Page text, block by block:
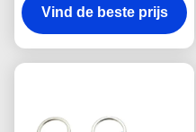
kettingshouder Zeer
belangrijke
Vind de beste prijs